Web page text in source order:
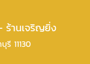
ร้านเจริญยิ่ง
11130